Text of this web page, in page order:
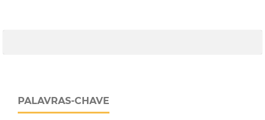
PALAVRAS-CHAVE